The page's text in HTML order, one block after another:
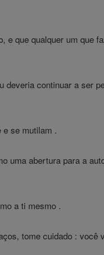
que qualquer um que
continuar a ser
e se mutilam .
uma abertura para a
a ti mesmo .
tome cuidado : você